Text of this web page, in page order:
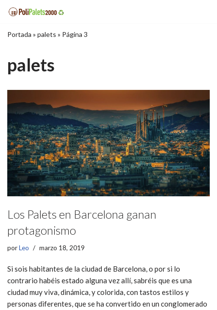
al
Portada » palets » Página 3
palets
Los Palets en Barcelona ganan
protagonismo
porLeo marzo 18, 2019
Si sois habitantes de la ciudad de Barcelona, o por si lo
contrario habéis estado alguna vez allí, sabréis que es una
ciudad muy viva, dinámica, y colorida, con tastos estilos y
personas diferentes, que se ha convertido en un conglomerado